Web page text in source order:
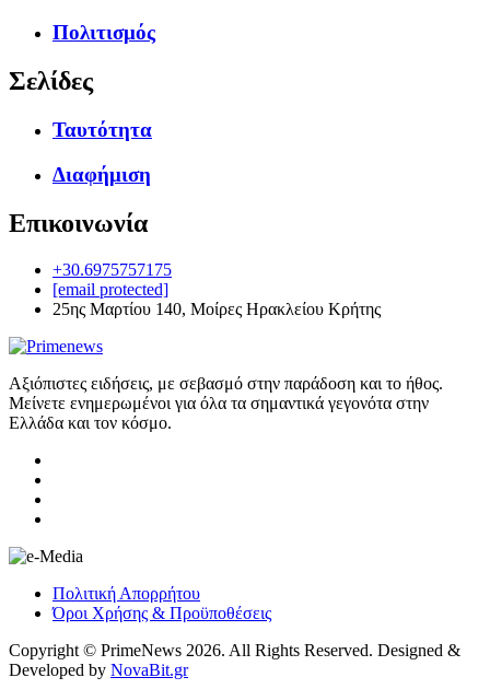
Πολιτισμός
Σελίδες
Ταυτότητα
Διαφήμιση
Επικοινωνία
+30.6975757175
[email protected]
25ης Μαρτίου 140, Μοίρες Ηρακλείου Κρήτης
Αξιόπιστες ειδήσεις, με σεβασμό στην παράδοση και το ήθος.
Μείνετε ενημερωμένοι για όλα τα σημαντικά γεγονότα στην
Ελλάδα και τον κόσμο.
Πολιτική Απορρήτου
Όροι Χρήσης & Προϋποθέσεις
Copyright © PrimeNews 2026. All Rights Reserved. Designed &
Developed by NovaBit.gr